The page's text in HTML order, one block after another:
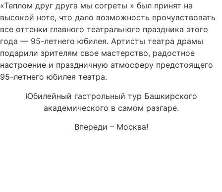
«Теплом друг друга мы согреты » был принят на
высокой ноте, что дало возможность прочувствовать
все оттенки главного театрального праздника этого
года — 95-летнего юбилея. Артисты театра драмы
подарили зрителям свое мастерство, радостное
настроение и праздничную атмосферу предстоящего
95-летнего юбилея театра.
Юбилейный гастрольный тур Башкирского
академического в самом разгаре.
Впереди – Москва!